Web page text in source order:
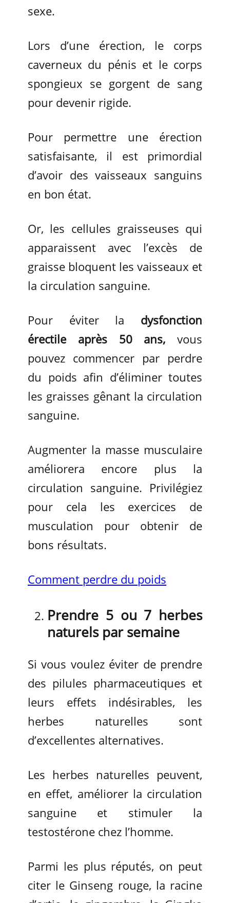
sexe.
Lors d’une érection, le corps
caverneux du pénis et le corps
spongieux se gorgent de sang
pour devenir rigide.
Pour permettre une érection
satisfaisante, il est primordial
d’avoir des vaisseaux sanguins
en bon état.
Or, les cellules graisseuses qui
apparaissent avec l’excès de
graisse bloquent les vaisseaux et
la circulation sanguine.
Pour éviter la dysfonction
érectile après 50 ans, vous
pouvez commencer par perdre
du poids afin d’éliminer toutes
les graisses gênant la circulation
sanguine.
Augmenter la masse musculaire
améliorera encore plus la
circulation sanguine. Privilégiez
pour cela les exercices de
musculation pour obtenir de
bons résultats.
Comment perdre du poids
Prendre 5 ou 7 herbes
naturels par semaine
Si vous voulez éviter de prendre
des pilules pharmaceutiques et
leurs effets indésirables, les
herbes naturelles sont
d’excellentes alternatives.
Les herbes naturelles peuvent,
en effet, améliorer la circulation
sanguine et stimuler la
testostérone chez l’homme.
Parmi les plus réputés, on peut
citer le Ginseng rouge, la racine